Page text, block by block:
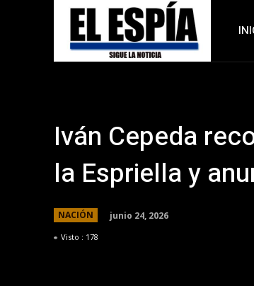
Iván Cepeda
la Espriella y
NACIÓN junio 24, 2026
Visto : 178